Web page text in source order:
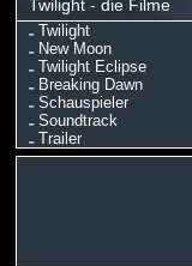
Twilight - die Filme
Twilight
New Moon
Twilight Eclipse
Breaking Dawn
Schauspieler
Soundtrack
Trailer